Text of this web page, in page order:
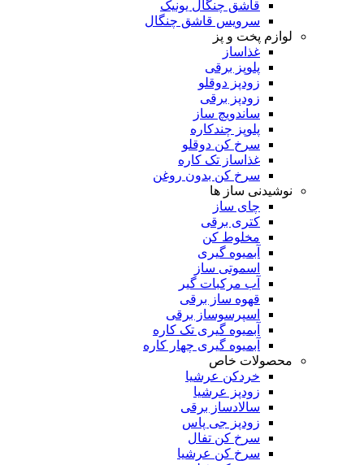
قاشق چنگال یونیک
سرویس قاشق چنگال
لوازم پخت و پز
غذاساز
پلوپز برقی
زودپز دوقلو
زودپز برقی
ساندویچ ساز
پلوپز چندکاره
سرخ کن دوقلو
غذاساز تک کاره
سرخ کن بدون روغن
نوشیدنی ساز ها
چای ساز
کتری برقی
مخلوط کن
آبمیوه گیری
اسموتی ساز
آب مرکبات گیر
قهوه ساز برقی
اسپرسوساز برقی
آبمیوه گیری تک کاره
آبمیوه گیری چهار کاره
محصولات خاص
خردکن عرشیا
زودپز عرشیا
سالادساز برقی
زودپز جی پاس
سرخ کن تفال
سرخ کن عرشیا